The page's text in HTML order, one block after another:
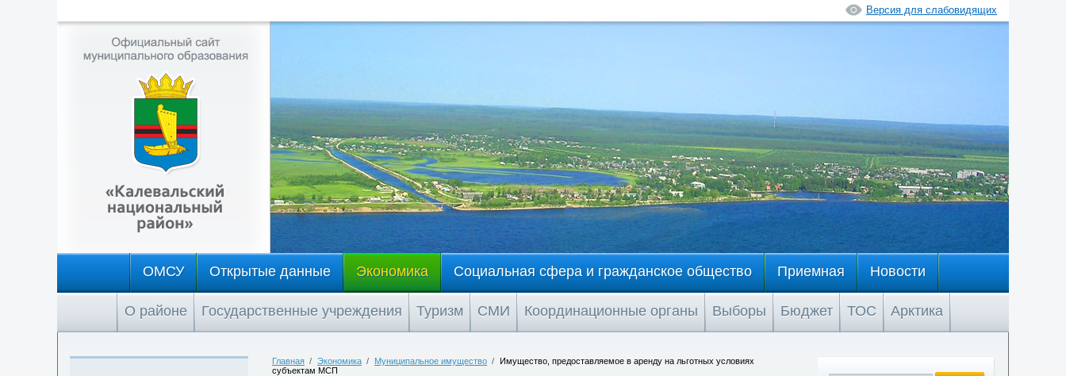
Версия для слабовидящих
ОМСУ Открытые данные Экономика Социальная сфера и гражданское общество Приемная Новости
О районе Государственные учреждения Туризм СМИ Координационные органы Выборы Бюджет ТОС Арктика
Главная / Экономика / Муниципальное имущество /
Имущество, предоставляемое в аренду на льготных условиях
субъектам МСП